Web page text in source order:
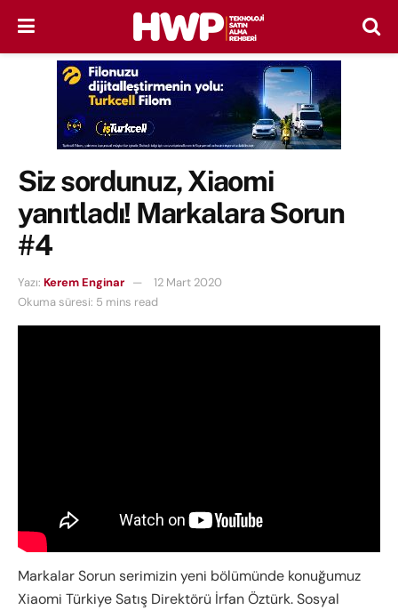
Siz sordunuz, Xiaomi
yanıtladı! Markalara Sorun
#4
Yazı: Kerem Enginar
12 Mart 2020
Okuma süresi: 5 mins read
Markalar Sorun serimizin yeni bölümünde konuğumuz
Xiaomi Türkiye Satış Direktörü İrfan Öztürk. Sosyal